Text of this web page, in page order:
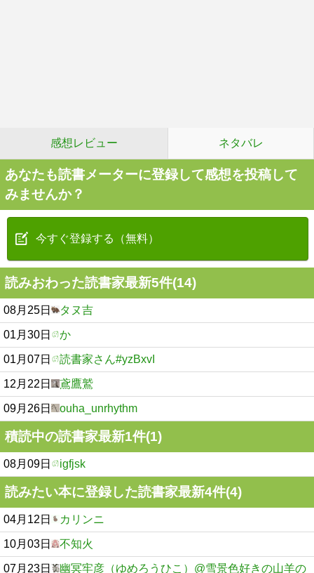
感想レビュー ネタバレ
あなたも読書メーターに登録して感想を投稿して
みませんか？
今すぐ登録する（無料）
読みおわった読書家最新5件(14)
08月25日 タヌ吉
01月30日 か
01月07日 読書家さん#yzBxvI
12月22日 鳶鷹鷲
09月26日 ouha_unrhythm
積読中の読書家最新1件(1)
08月09日 igfjsk
読みたい本に登録した読書家最新4件(4)
04月12日 カリンニ
10月03日 不知火
07月23日 幽冥牢彦（ゆめろうひこ）@雪景色好きの山羊の